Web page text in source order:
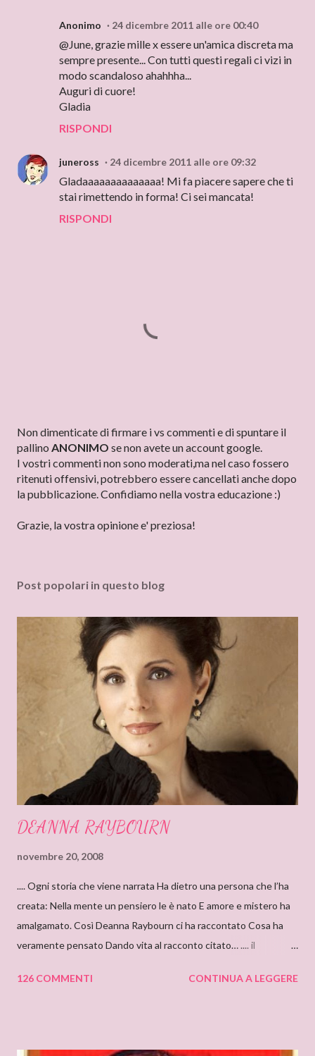
Anonimo 24 dicembre 2011 alle ore 00:40
@June, grazie mille x essere un'amica discreta ma
sempre presente... Con tutti questi regali ci vizi in
modo scandaloso ahahhha...
Auguri di cuore!
Gladia
RISPONDI
juneross 24 dicembre 2011 alle ore 09:32
Gladaaaaaaaaaaaaaa! Mi fa piacere sapere che ti
stai rimettendo in forma! Ci sei mancata!
RISPONDI
P
o
s
t
a
n
m
n
Non dimenticate di firmare i vs commenti e di spuntare il
pallino ANONIMO se non avete un account google.
I vostri commenti non sono moderati,ma nel caso fossero
ritenuti offensivi, potrebbero essere cancellati anche dopo
la pubblicazione. Confidiamo nella vostra educazione :)
Grazie, la vostra opinione e' preziosa!
Post popolari in questo blog
DEANNA RAYBOURN
novembre 20, 2008
.... Ogni storia che viene narrata Ha dietro una persona che l’ha
creata: Nella mente un pensiero le è nato E amore e mistero ha
amalgamato. Così Deanna Raybourn ci ha raccontato Cosa ha
veramente pensato Dando vita al racconto citato… .... il
RAYBOURN Ciao Deanna, posso solo iniziare dicendo che sono
126 COMMENTI CONTINUA A LEGGERE